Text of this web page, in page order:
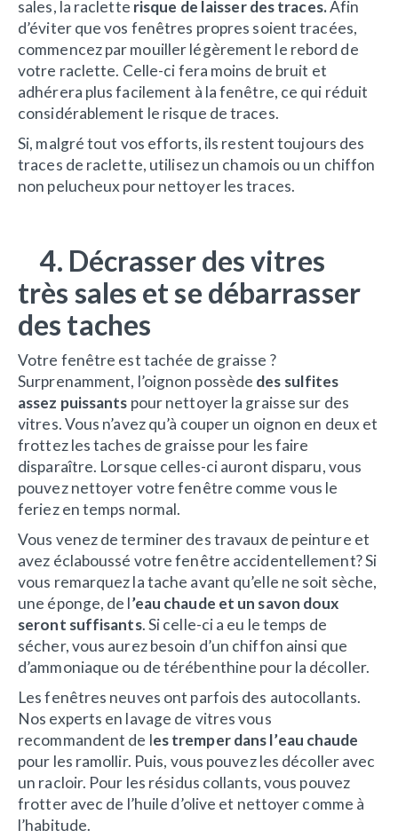
sales, la raclette risque de laisser des traces.Afin
d’éviter que vos fenêtres propres soient tracées,
commencez par mouiller légèrement le rebord de
votre raclette. Celle-ci fera moins de bruit et
adhérera plus facilement à la fenêtre, ce qui réduit
considérablement le risque de traces.
Si, malgré tout vos efforts, ils restent toujours des
traces de raclette, utilisez un chamois ou un chiffon
non pelucheux pour nettoyer les traces.
4. Décrasser des vitres
très sales et se débarrasser
des taches
Votre fenêtre est tachée de graisse ?
Surprenamment, l’oignon possède des sulfites
assez puissants pour nettoyer la graisse sur des
vitres. Vous n’avez qu’à couper un oignon en deux et
frottez les taches de graisse pour les faire
disparaître. Lorsque celles-ci auront disparu, vous
pouvez nettoyer votre fenêtre comme vous le
feriez en temps normal.
Vous venez de terminer des travaux de peinture et
avez éclaboussé votre fenêtre accidentellement? Si
vous remarquez la tache avant qu’elle ne soit sèche,
une éponge, de l’eau chaude et un savon doux
seront suffisants. Si celle-ci a eu le temps de
sécher, vous aurez besoin d’un chiffon ainsi que
d’ammoniaque ou de térébenthine pour la décoller.
Les fenêtres neuves ont parfois des autocollants.
Nos experts en lavage de vitres vous
recommandent de les tremper dans l’eau chaude
pour les ramollir. Puis, vous pouvez les décoller avec
un racloir. Pour les résidus collants, vous pouvez
frotter avec de l’huile d’olive et nettoyer comme à
l’habitude.